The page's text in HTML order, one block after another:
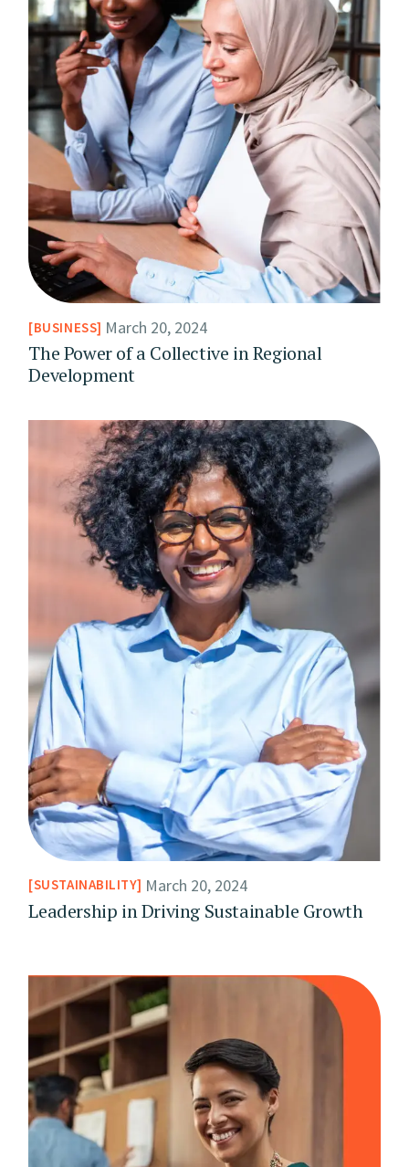
BUSINESS March 20, 2024
The Power of a Collective in Regional
Development
SUSTAINABILITY March 20, 2024
Leadership in Driving Sustainable Growth